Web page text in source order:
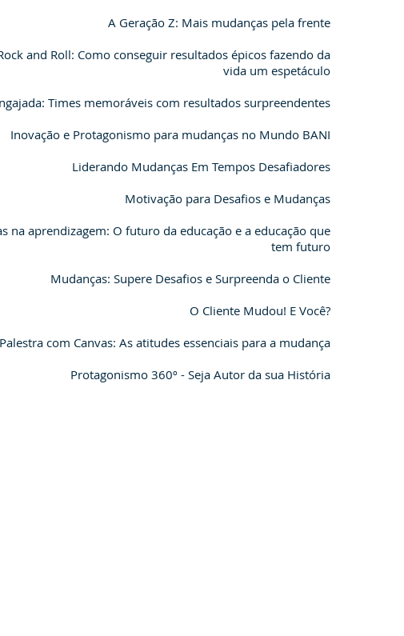
A Geração Z: Mais mudanças pela frente
and Roll: Como conseguir resultados épicos fazendo da
vida um espetáculo
Times memoráveis com resultados surpreendentes
Inovação e Protagonismo para mudanças no Mundo BANI
Liderando Mudanças Em Tempos Desafiadores
Motivação para Desafios e Mudanças
na aprendizagem: O futuro da educação e a educação que
tem futuro
Mudanças: Supere Desafios e Surpreenda o Cliente
O Cliente Mudou! E Você?
Palestra com Canvas: As atitudes essenciais para a mudança
Protagonismo 360º - Seja Autor da sua História